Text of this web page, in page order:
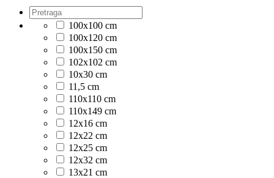
100x100 cm
100x120 cm
100x150 cm
102x102 cm
10x30 cm
11,5 cm
110x110 cm
110x149 cm
12x16 cm
12x22 cm
12x25 cm
12x32 cm
13x21 cm